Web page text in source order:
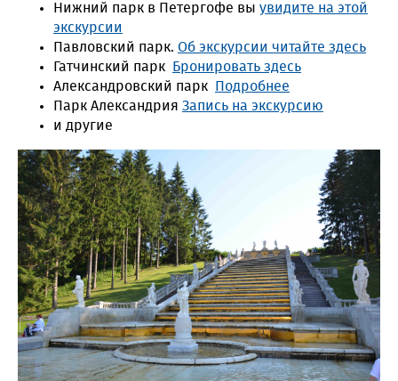
Нижний парк в Петергофе вы увидите на этой
экскурсии
Павловский парк. Об экскурсии читайте здесь
Гатчинский парк
Бронировать здесь
Александровский парк
Подробнее
Парк Александрия Запись на экскурсию
и другие